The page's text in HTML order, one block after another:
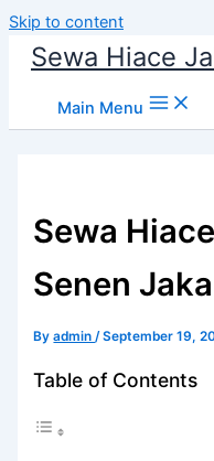
Skip to content
Sewa Hiace
Main Menu
Sewa
Senen
Byadmin/September 19,
Table of Contents